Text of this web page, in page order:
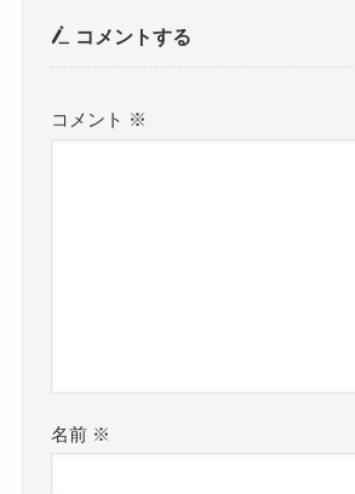
コメントする
コメント ※
名前 ※